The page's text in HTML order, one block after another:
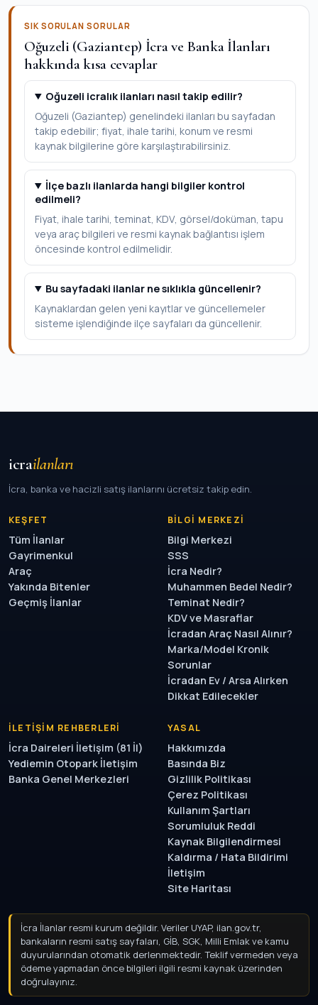
SIK SORULAN SORULAR
Oğuzeli (Gaziantep) İcra ve Banka İlanları
hakkında kısa cevaplar
Oğuzeli icralık ilanları nasıl takip edilir?
Oğuzeli (Gaziantep) genelindeki ilanları bu sayfadan
takip edebilir; fiyat, ihale tarihi, konum ve resmi
kaynak bilgilerine göre karşılaştırabilirsiniz.
İlçe bazlı ilanlarda hangi bilgiler kontrol
edilmeli?
Fiyat, ihale tarihi, teminat, KDV, görsel/doküman, tapu
veya araç bilgileri ve resmi kaynak bağlantısı işlem
öncesinde kontrol edilmelidir.
Bu sayfadaki ilanlar ne sıklıkla güncellenir?
Kaynaklardan gelen yeni kayıtlar ve güncellemeler
sisteme işlendiğinde ilçe sayfaları da güncellenir.
icrailanları
İcra, banka ve hacizli satış ilanlarını ücretsiz takip edin.
KEŞFET
Tüm İlanlar
Gayrimenkul
Araç
Yakında Bitenler
Geçmiş İlanlar
BILGI MERKEZI
Bilgi Merkezi
SSS
İcra Nedir?
Muhammen Bedel Nedir?
Teminat Nedir?
KDV ve Masraflar
İcradan Araç Nasıl Alınır?
Marka/Model Kronik
Sorunlar
İcradan Ev / Arsa Alırken
Dikkat Edilecekler
İLETIŞIM REHBERLERI
İcra Daireleri İletişim (81 İl)
Yediemin Otopark İletişim
Banka Genel Merkezleri
YASAL
Hakkımızda
Basında Biz
Gizlilik Politikası
Çerez Politikası
Kullanım Şartları
Sorumluluk Reddi
Kaynak Bilgilendirmesi
Kaldırma / Hata Bildirimi
İletişim
Site Haritası
İcra İlanlar resmi kurum değildir. Veriler UYAP, ilan.gov.tr,
bankaların resmi satış sayfaları, GİB, SGK, Milli Emlak ve kamu
duyurularından otomatik derlenmektedir. Teklif vermeden
veya ödeme yapmadan önce bilgileri ilgili resmi kaynak
üzerinden doğrulayınız.